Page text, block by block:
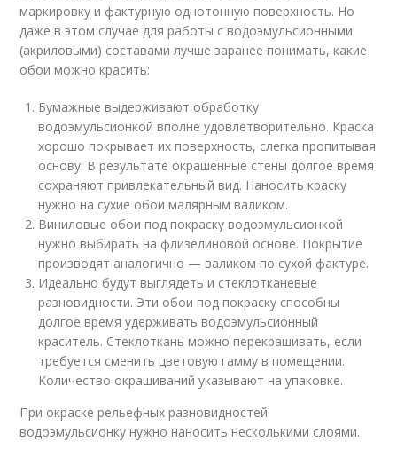
маркировку и фактурную однотонную поверхность. Но
даже в этом случае для работы с водоэмульсионными
(акриловыми) составами лучше заранее понимать, какие
обои можно красить:
Бумажные выдерживают обработку
водоэмульсионкой вполне удовлетворительно. Краска
хорошо покрывает их поверхность, слегка пропитывая
основу. В результате окрашенные стены долгое время
сохраняют привлекательный вид. Наносить краску
нужно на сухие обои малярным валиком.
Виниловые обои под покраску водоэмульсионкой
нужно выбирать на флизелиновой основе. Покрытие
производят аналогично — валиком по сухой фактуре.
Идеально будут выглядеть и стеклотканевые
разновидности. Эти обои под покраску способны
долгое время удерживать водоэмульсионный
краситель. Стеклоткань можно перекрашивать, если
требуется сменить цветовую гамму в помещении.
Количество окрашиваний указывают на упаковке.
При окраске рельефных разновидностей
водоэмульсионку нужно наносить несколькими слоями.